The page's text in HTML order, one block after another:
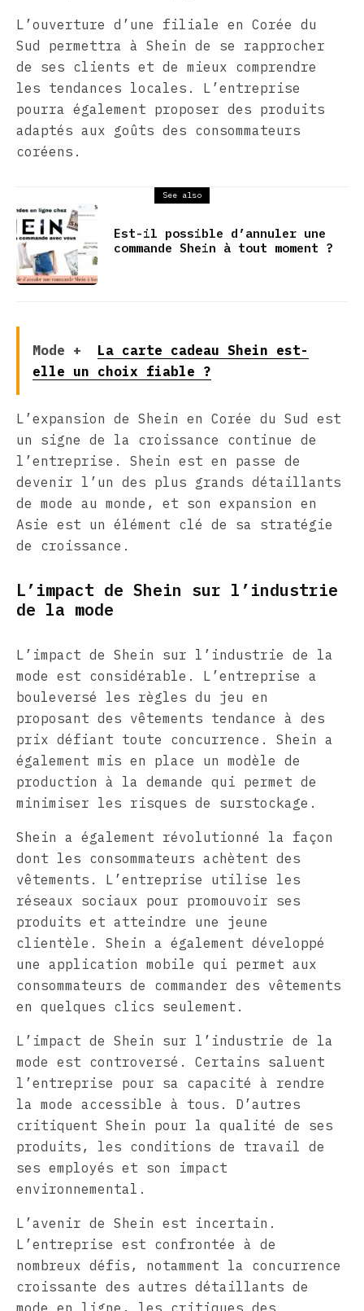
L’ouverture d’une filiale en Corée du
Sud permettra à Shein de se rapprocher
de ses clients et de mieux comprendre
les tendances locales. L’entreprise
pourra également proposer des produits
adaptés aux goûts des consommateurs
coréens.
See also
Est-il possible d’annuler une
commande Shein à tout moment ?
Mode +
La carte cadeau Shein est-
elle un choix fiable ?
L’expansion de Shein en Corée du Sud est
un signe de la croissance continue de
l’entreprise. Shein est en passe de
devenir l’un des plus grands détaillants
de mode au monde, et son expansion en
Asie est un élément clé de sa stratégie
de croissance.
L’impact de Shein sur l’industrie
de la mode
L’impact de Shein sur l’industrie de la
mode est considérable. L’entreprise a
bouleversé les règles du jeu en
proposant des vêtements tendance à des
prix défiant toute concurrence. Shein a
également mis en place un modèle de
production à la demande qui permet de
minimiser les risques de surstockage.
Shein a également révolutionné la façon
dont les consommateurs achètent des
vêtements. L’entreprise utilise les
réseaux sociaux pour promouvoir ses
produits et atteindre une jeune
clientèle. Shein a également développé
une application mobile qui permet aux
consommateurs de commander des vêtements
en quelques clics seulement.
L’impact de Shein sur l’industrie de la
mode est controversé. Certains saluent
l’entreprise pour sa capacité à rendre
la mode accessible à tous. D’autres
critiquent Shein pour la qualité de ses
produits, les conditions de travail de
ses employés et son impact
environnemental.
L’avenir de Shein est incertain.
L’entreprise est confrontée à de
nombreux défis, notamment la concurrence
croissante des autres détaillants de